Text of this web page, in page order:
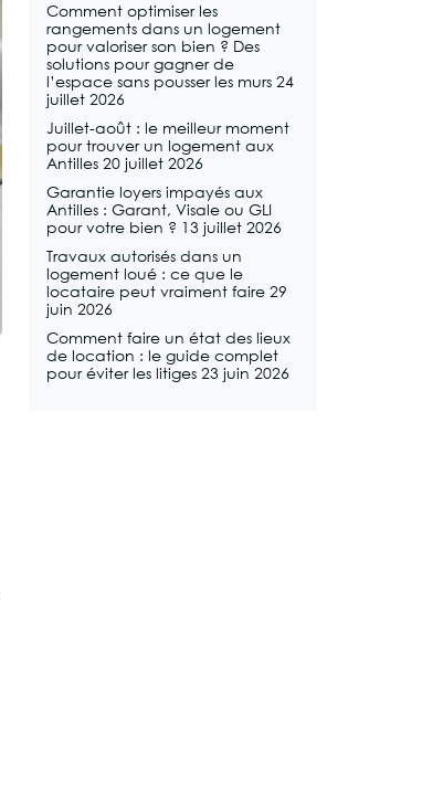
Comment optimiser les
rangements dans un logement
pour valoriser son bien ? Des
solutions pour gagner de
l’espace sans pousser les murs 24
juillet 2026
Juillet-août : le meilleur moment
pour trouver un logement aux
Antilles 20 juillet 2026
Garantie loyers impayés aux
Antilles : Garant, Visale ou GLI
pour votre bien ? 13 juillet 2026
Travaux autorisés dans un
logement loué : ce que le
locataire peut vraiment faire 29
juin 2026
Comment faire un état des lieux
de location : le guide complet
pour éviter les litiges 23 juin 2026